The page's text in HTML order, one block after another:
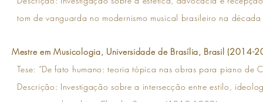
tom de vanguarda no modernismo musical brasileiro na
Mestre em Musicologia, Universidade de Brasília, Brasil (2014-
Tese: “De fato humano: teoria tópica nas obras para piano de
Descrição: Investigação sobre a intersecção entre estilo,